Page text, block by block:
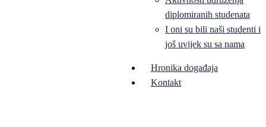
diplomiranih studenata
I oni su bili naši studenti i
još uvijek su sa nama
Hronika događaja
Kontakt